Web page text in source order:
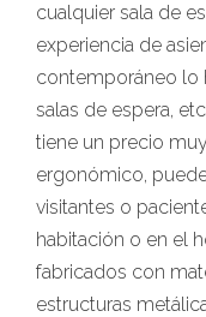
cualquier sala de
experiencia de
contemporáneo lo
salas de espera,
tiene un precio
ergonómico,
visitantes o
habitación o en el
fabricados con
estructuras